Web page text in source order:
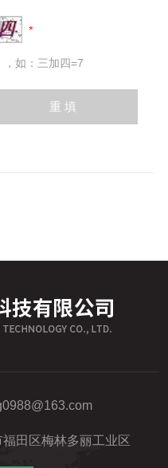
如：三加四=7
田区梅林多丽工业区